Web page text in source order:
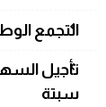
التجمع
تأجيل
سبتة